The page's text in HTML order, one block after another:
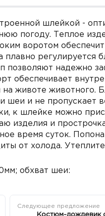
шлейкой -
погоду. Теплое
воротом
плавно регулируется
позволяют надежно
обеспечивает
животе животного.
шеи и не пропускает
к шлейке можно
изделия и
время суток.
от холода.
обхват шеи:
Следующее предложение
Костюм-дождевик